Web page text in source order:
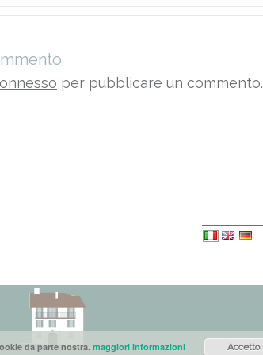
per pubblicare un commento.
da parte nostra. maggiori informazioni Accetto